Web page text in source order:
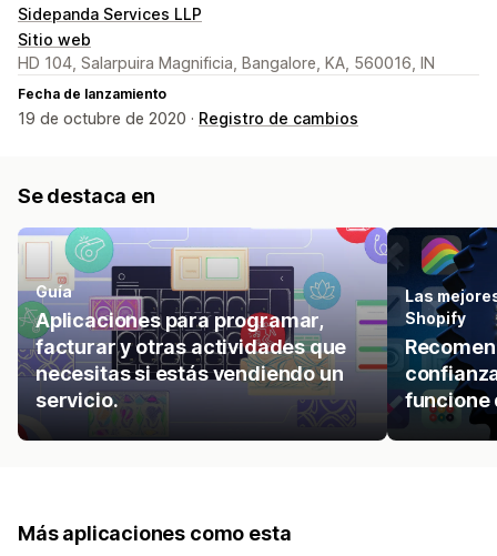
Sidepanda Services LLP
Sitio web
HD 104, Salarpuira Magnificia, Bangalore, KA, 560016, IN
Fecha de lanzamiento
19 de octubre de 2020 · Registro de cambios
Se destaca en
Guía
Aplicaciones para programar,
facturar y otras actividades que
necesitas si estás vendiendo un
servicio.
Las
Shopify
funcione
Más aplicaciones como esta